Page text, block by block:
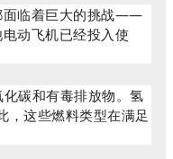
面临着巨大的挑战——
动飞机已经投入使
碳和有毒排放物。氢
，这些燃料类型在满足